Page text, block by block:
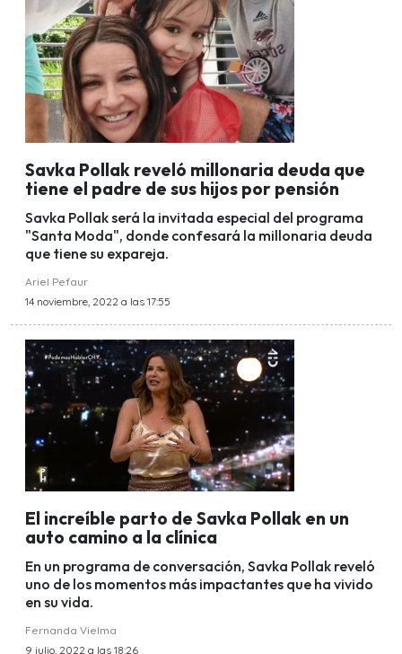
Savka Pollak reveló millonaria deuda que
tiene el padre de sus hijos por pensión
Savka Pollak será la invitada especial del programa
"Santa Moda", donde confesará la millonaria deuda
que tiene su expareja.
Ariel Pefaur
14 noviembre, 2022 a las 17:55
El increíble parto de Savka Pollak en un
auto camino a la clínica
En un programa de conversación, Savka Pollak reveló
uno de los momentos más impactantes que ha vivido
en su vida.
Fernanda Vielma
9 julio, 2022 a las 18:26